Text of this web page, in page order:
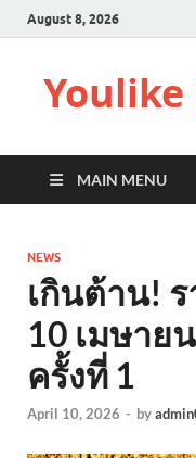
August 8, 2026
Youlike
MAIN MENU
NEWS
เกินต้าน!
10 เมษาย
ครั้งที่ 1
April 10, 2026 - by